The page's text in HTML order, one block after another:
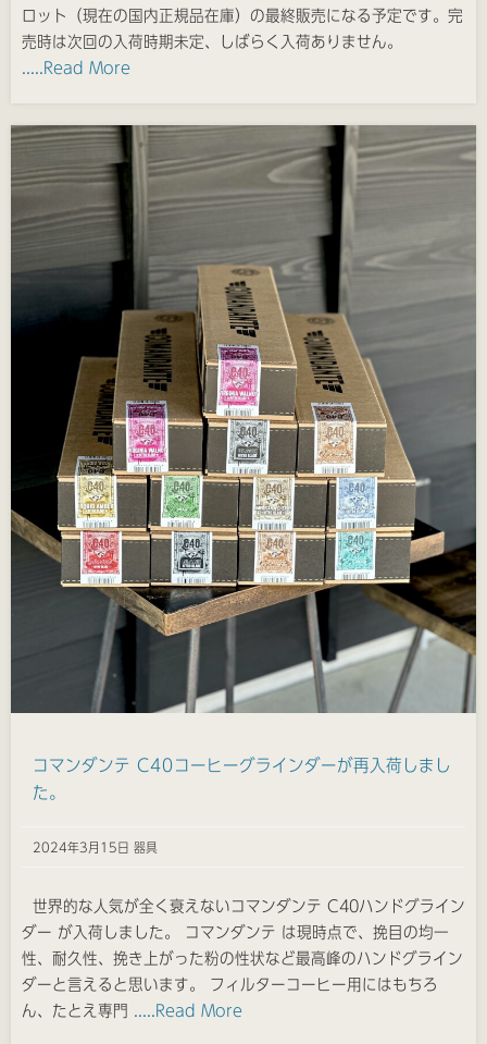
ロット（現在の国内正規品在庫）の最終販売になる予定です。完
売時は次回の入荷時期未定、しばらく入荷ありません。
.....Read More
コマンダンテ C40コーヒーグラインダーが再入荷しまし
た。
2024年3月15日 器具
世界的な人気が全く衰えないコマンダンテ C40ハンドグライン
ダー が入荷しました。 コマンダンテ は現時点で、挽目の均一
性、耐久性、挽き上がった粉の性状など最高峰のハンドグライン
ダーと言えると思います。 フィルターコーヒー用にはもちろ
ん、たとえ専門
.....Read More